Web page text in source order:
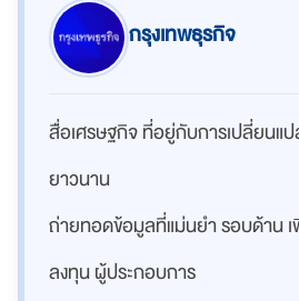
กรุงเทพธุรกิจ
สื่อเศรษฐกิจ ที่อยู่กับการเปลี่ยนแป
ยาวนาน
ถ่ายทอดข้อมูลที่แม่นยำ รอบด้าน
ลงทุน ผู้ประกอบการ